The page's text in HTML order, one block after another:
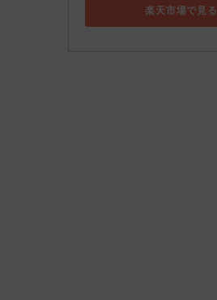
楽天市場で見る